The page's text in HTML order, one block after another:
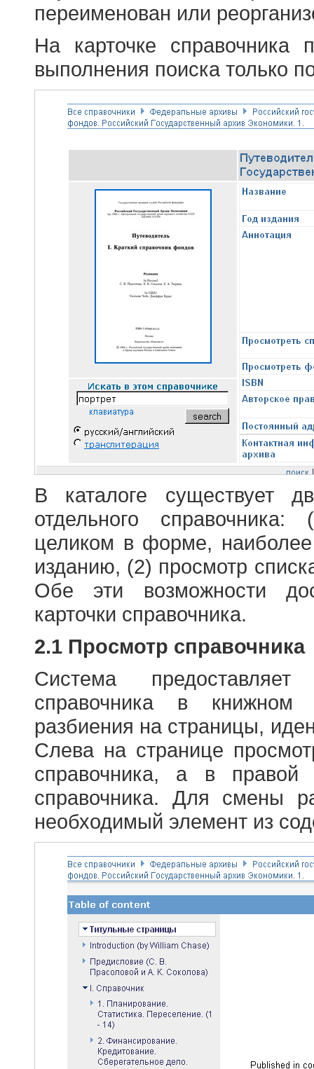
переименован или
На карточке справочника
выполнения поиска только
В каталоге существует
отдельного
целиком в форме,
изданию, (2) просмотр
Обе эти возможности
карточки справочника.
2.1 Просмотр справочника
Система
справочника в
разбиения на страницы,
Слева на странице
справочника, а в правой
справочника. Для смены
необходимый элемент из